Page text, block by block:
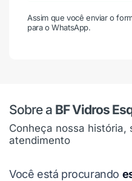
Assim que você enviar o
para o WhatsApp.
Sobre a BF Vidros
Conheça nossa história,
atendimento
Você está procurando